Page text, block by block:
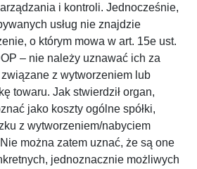
i kontroli. Jednocześnie,
usług nie znajdzie
o którym mowa w art. 15e ust.
– nie należy uznawać ich za
z wytworzeniem lub
towaru. Jak stwierdził organ,
jako koszty ogólne spółki,
z wytworzeniem/nabyciem
można zatem uznać, że są one
jednoznacznie możliwych